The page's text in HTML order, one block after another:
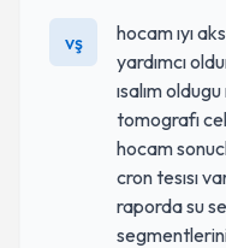
vş
hocam ıyı
yardımcı
ısalım oldugu
tomografı
hocam
cron tesısı
raporda su